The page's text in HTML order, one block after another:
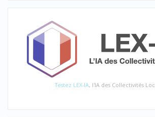
Testez LEX-IA, l'IA des Collectivités